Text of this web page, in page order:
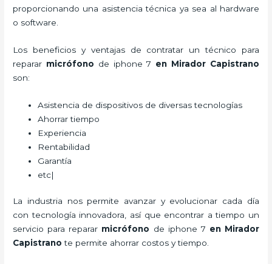
proporcionando una asistencia técnica ya sea al hardware
o software.
Los beneficios y ventajas de contratar un técnico para
reparar micrófono de iphone 7 en Mirador Capistrano
son:
Asistencia de dispositivos de diversas tecnologías
Ahorrar tiempo
Experiencia
Rentabilidad
Garantía
etc|
La industria nos permite avanzar y evolucionar cada día
con tecnología innovadora, así que encontrar a tiempo un
servicio para reparar micrófono de iphone 7 en Mirador
Capistrano te permite ahorrar costos y tiempo.